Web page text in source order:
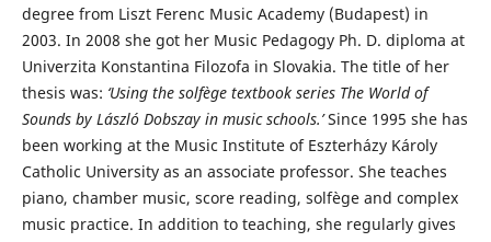
degree from Liszt Ferenc Music Academy (Budapest) in
2003. In 2008 she got her Music Pedagogy Ph. D. diploma at
Univerzita Konstantina Filozofa in Slovakia. The title of her
thesis was: ‘Using the solfège textbook series The World of
Sounds by László Dobszay in music schools.’Since 1995 she has
been working at the Music Institute of Eszterházy Károly
Catholic University as an associate professor. She teaches
piano, chamber music, score reading, solfège and complex
music practice. In addition to teaching, she regularly gives